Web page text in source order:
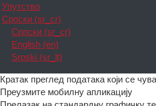
Упутство
Српски ‎(sr_cr)‎
Српски ‎(sr_cr)‎
English ‎(en)‎
Srpski ‎(sr_lt)‎
Кратак преглед података који се
Преузмите мобилну апликацију